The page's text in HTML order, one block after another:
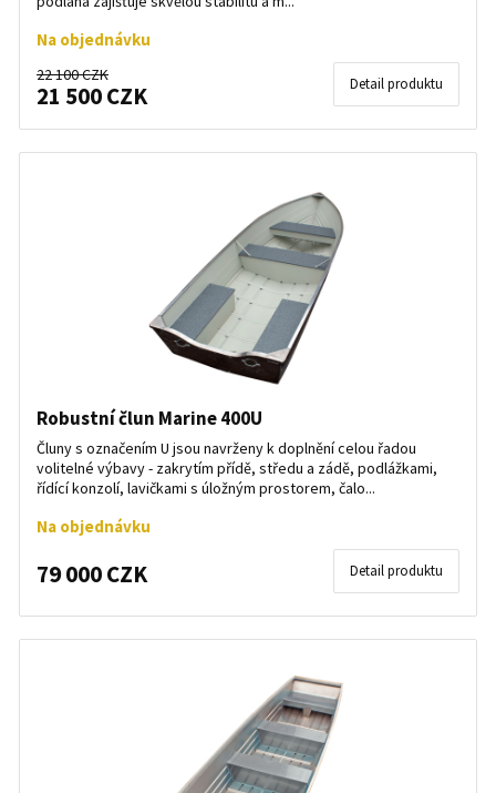
Na objednávku
22 100 CZK
21 500 CZK Detail produktu
Robustní člun Marine 400U
Čluny s označením U jsou navrženy k doplnění celou řadou
volitelné výbavy - zakrytím přídě, středu a zádě, podlážkami,
řídící konzolí, lavičkami s úložným prostorem, čalo...
Na objednávku
79 000 CZK Detail produktu